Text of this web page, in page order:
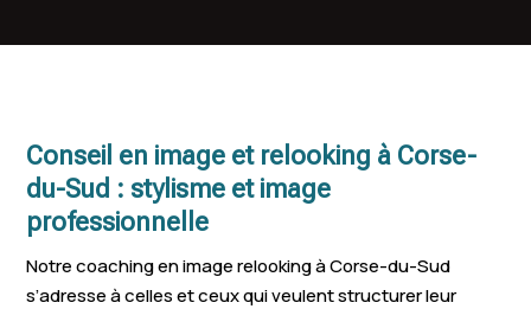
Conseil en image et relooking à Corse-
du-Sud : stylisme et image
professionnelle
Notre coaching en image relooking à Corse-du-Sud
s’adresse à celles et ceux qui veulent structurer leur